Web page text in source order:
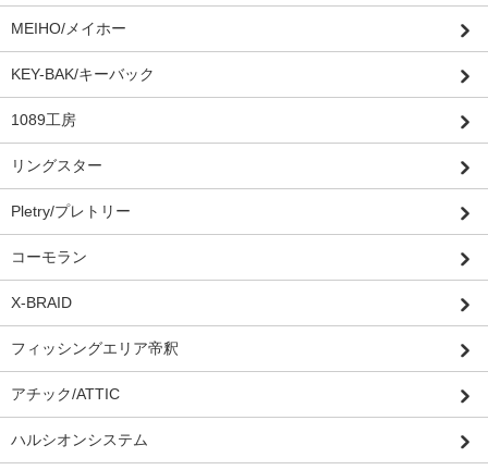
MEIHO/メイホー
KEY-BAK/キーバック
1089工房
リングスター
Pletry/プレトリー
コーモラン
X-BRAID
フィッシングエリア帝釈
アチック/ATTIC
ハルシオンシステム